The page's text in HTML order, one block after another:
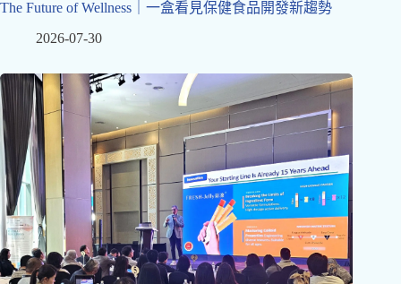
The Future of Wellness｜一盒看見保健食品開發新趨勢
2026-07-30